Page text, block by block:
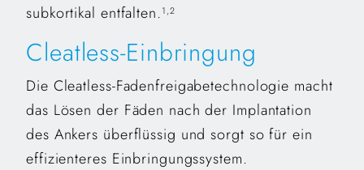
subkortikal entfalten.1,2
Cleatless-Einbringung
Die Cleatless-Fadenfreigabetechnologie macht
das Lösen der Fäden nach der Implantation
des Ankers überflüssig und sorgt so für ein
effizienteres Einbringungssystem.